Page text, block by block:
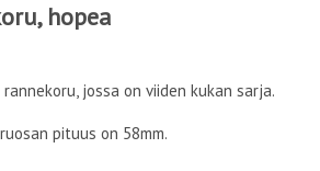
hopea
jossa on viiden kukan sarja.
pituus on 58mm.